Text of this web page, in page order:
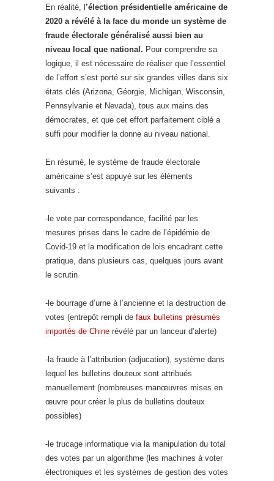
En réalité, l ’élection présidentielle américaine de
2020 a révélé à la face du monde un système de
fraude électorale généralisé aussi bien au
niveau local que national. Pour comprendre sa
logique, il est nécessaire de réaliser que l’essentiel
de l’effort s’est porté sur six grandes villes dans six
états clés (Arizona, Géorgie, Michigan, Wisconsin,
Pennsylvanie et Nevada), tous aux mains des
démocrates, et que cet effort parfaitement ciblé a
suffi pour modifier la donne au niveau national.
En résumé, le système de fraude électorale
américaine s’est appuyé sur les éléments
suivants :
-le vote par correspondance, facilité par les
mesures prises dans le cadre de l’épidémie de
Covid-19 et la modification de lois encadrant cette
pratique, dans plusieurs cas, quelques jours avant
le scrutin
-le bourrage d’urne à l’ancienne et la destruction de
votes (entrepôt rempli de faux bulletins présumés
importés de Chine révélé par un lanceur d’alerte)
-la fraude à l’attribution (adjucation), système dans
lequel les bulletins douteux sont attribués
manuellement (nombreuses manœuvres mises en
œuvre pour créer le plus de bulletins douteux
possibles)
-le trucage informatique via la manipulation du total
des votes par un algorithme (les machines à voter
électroniques et les systèmes de gestion des votes